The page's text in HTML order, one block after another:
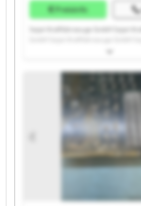
Preisinfo
Sejari Kraftfahrzeuge GmbH Sejari
Kraftfahrzeuge GmbH Sejari
GmbH Sejari Kraftfahrzeuge GmbH
Kraftfahrzeuge GmbH Sejari
Sejari Kraftfahrzeuge GmbH Sejari
GmbH Sejari Kraftfahrzeuge GmbH
Kraftfahrzeuge GmbH Sejari
Sejari Kraftfahrzeuge GmbH Sejari
GmbH Sejari Kraftfahrzeuge GmbH